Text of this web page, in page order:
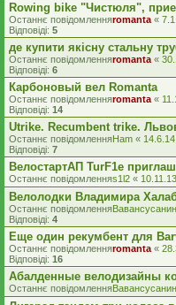
Rowing bike "Чистюля",
Останнє повідомленняromanta «
Відповіді: 5
де купити якісну стальну
Останнє повідомленняromanta «
Відповіді: 6
Карбоновый вел Romanta
Останнє повідомленняromanta «
Відповіді: 14
Utrike. Recumbent trike.
Останнє повідомленняHam «
Відповіді: 7
ВелостартАП TurF1e
Останнє повідомленняs1l2 «
Велолодки Владимира
Останнє повідомленняВавансусанин
Відповіді: 4
Еще один рекумбент для
Останнє повідомленняromanta «
Відповіді: 16
Абалденные велодизайны
Останнє повідомленняВавансусанин